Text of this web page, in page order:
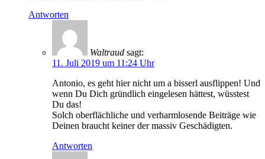
Antworten
Waltraud sagt:
11. Juli 2019 um 11:24 Uhr
Antonio, es geht hier nicht um a bisserl ausflippen! Und
wenn Du Dich gründlich eingelesen hättest, wüsstest
Du das!
Solch oberflächliche und verharmlosende Beiträge wie
Deinen braucht keiner der massiv Geschädigten.
Antworten